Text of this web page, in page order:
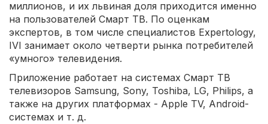
миллионов, и их львиная доля приходится именно
на пользователей Смарт ТВ. По оценкам
экспертов, в том числе специалистов Expertology,
IVI занимает около четверти рынка потребителей
«умного» телевидения.
Приложение работает на системах Смарт ТВ
телевизоров Samsung, Sony, Toshiba, LG, Philips, а
также на других платформах - Apple TV, Android-
системах и т. д.